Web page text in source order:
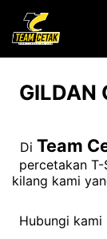
GILDAN
Di Team
percetakan
kilang kami
Hubungi